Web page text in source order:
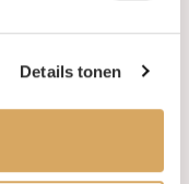
Details tonen